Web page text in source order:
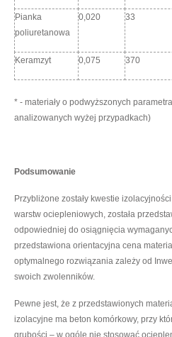
Pianka
poliuretanowa
0,020 33
Keramzyt 0,075 370
* - materiały o podwyższonych
analizowanych wyżej przypadkach)
Podsumowanie
Przybliżone zostały kwestie
warstw ociepleniowych, została
odpowiedniej do osiągnięcia
przedstawiona orientacyjna cena
optymalnego rozwiązania zależy od
swoich zwolenników.
Pewne jest, że z przedstawionych
izolacyjne ma beton komórkowy, przy
grubości – w ogóle nie stosować